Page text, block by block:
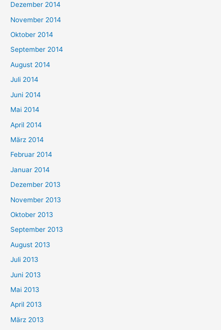
Dezember 2014
November 2014
Oktober 2014
September 2014
August 2014
Juli 2014
Juni 2014
Mai 2014
April 2014
März 2014
Februar 2014
Januar 2014
Dezember 2013
November 2013
Oktober 2013
September 2013
August 2013
Juli 2013
Juni 2013
Mai 2013
April 2013
März 2013